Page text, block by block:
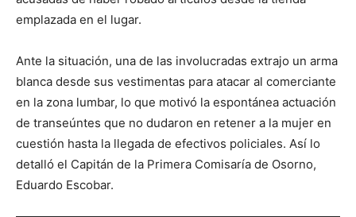
emplazada en el lugar.
Ante la situación, una de las involucradas extrajo un arma
blanca desde sus vestimentas para atacar al comerciante
en la zona lumbar, lo que motivó la espontánea actuación
de transeúntes que no dudaron en retener a la mujer en
cuestión hasta la llegada de efectivos policiales. Así lo
detalló el Capitán de la Primera Comisaría de Osorno,
Eduardo Escobar.